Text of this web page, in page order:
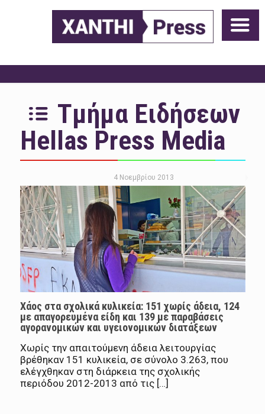
Τμήμα Ειδήσεων
Hellas Press Media
4 Νοεμβρίου 2013
Χάος στα σχολικά κυλικεία: 151 χωρίς άδεια, 124
με απαγορευμένα είδη και 139 με παραβάσεις
αγορανομικών και υγειονομικών διατάξεων
Χωρίς την απαιτούμενη άδεια λειτουργίας
βρέθηκαν 151 κυλικεία, σε σύνολο 3.263, που
ελέγχθηκαν στη διάρκεια της σχολικής
περιόδου 2012-2013 από τις […]